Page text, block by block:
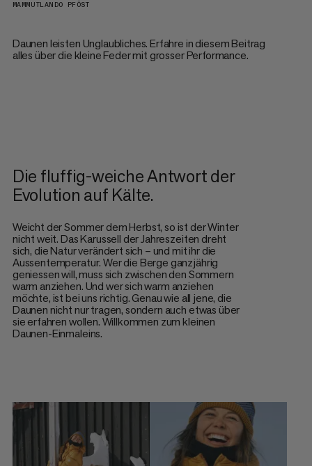
MAMMUTLANDO PFÖST
Daunen leisten Unglaubliches. Erfahre in diesem Beitrag
alles über die kleine Feder mit grosser Performance.
Die fluffig-weiche Antwort der
Evolution auf Kälte.
Weicht der Sommer dem Herbst, so ist der Winter
nicht weit. Das Karussell der Jahreszeiten dreht
sich, die Natur verändert sich – und mit ihr die
Aussentemperatur. Wer die Berge ganzjährig
geniessen will, muss sich zwischen den Sommern
warm anziehen. Und wer sich warm anziehen
möchte, ist bei uns richtig. Genau wie all jene, die
Daunen nicht nur tragen, sondern auch etwas über
sie erfahren wollen. Willkommen zum kleinen
Daunen-Einmaleins.